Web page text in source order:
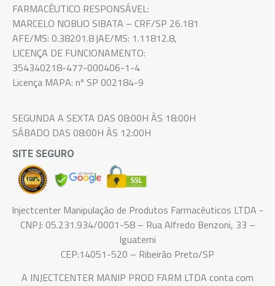
FARMACÊUTICO RESPONSÁVEL:
MARCELO NOBUO SIBATA – CRF/SP 26.181
AFE/MS: 0.38201.8 |AE/MS: 1.11812.8,
LICENÇA DE FUNCIONAMENTO:
354340218-477-000406-1-4
Licença MAPA: nº SP 002184-9
SEGUNDA A SEXTA DAS 08:00H ÀS 18:00H
SÁBADO DAS 08:00H ÀS 12:00H
SITE SEGURO
Injectcenter Manipulação de Produtos Farmacêuticos LTDA -
CNPJ: 05.231.934/0001-58 – Rua Alfredo Benzoni, 33 –
Iguatemi
CEP:14051-520 – Ribeirão Preto/SP
A INJECTCENTER MANIP PROD FARM LTDA conta com